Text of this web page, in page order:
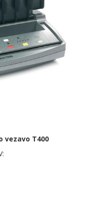
vezavo T400